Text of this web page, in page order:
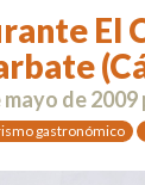
El
mayo de 2009
gastronómico